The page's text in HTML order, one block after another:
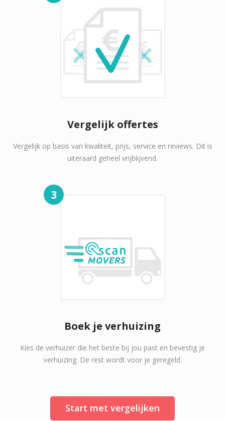
Vergelijk offertes
Vergelijk op basis van kwaliteit, prijs, service en reviews. Dit is
uiteraard geheel vrijblijvend.
3
Boek je verhuizing
Kies de verhuizer die het beste bij jou past en bevestig je
verhuizing. De rest wordt voor je geregeld.
Start met vergelijken